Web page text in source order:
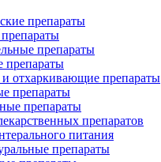
препараты
препараты
препараты
отхаркивающие препараты
препараты
препараты
препаратов
питания
препараты